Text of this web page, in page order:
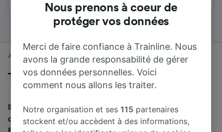
Accueil Horaires train Ormskirk à Manchester
Trains de Ormskirk à Manchester
Il faut en moyenne 2 h 51 min pour parcourir en train la
distance de 43 km entre Ormskirk et Manchester.
Nous prenons à coeur de
protéger vos données
Merci de faire confiance à Trainline. Nous
avons la grande responsabilité de gérer
vos données personnelles. Voici
comment nous allons les traiter.
Notre organisation et ses115 partenaires
stockent et/ou accèdent à des informations,